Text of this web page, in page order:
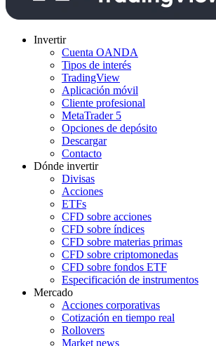
Invertir
Cuenta OANDA
Tipos de interés
TradingView
Aplicación móvil
Cliente profesional
MetaTrader 5
Opciones de depósito
Descargar
Contacto
Dónde invertir
Divisas
Acciones
ETFs
CFD sobre acciones
CFD sobre índices
CFD sobre materias primas
CFD sobre criptomonedas
CFD sobre fondos ETF
Especificación de instrumentos
Mercado
Acciones corporativas
Cotización en tiempo real
Rollovers
Market news